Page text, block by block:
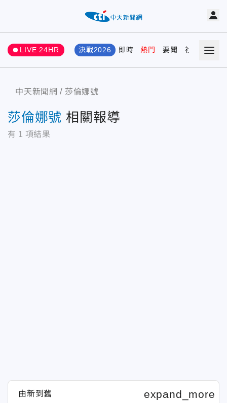
LIVE 24HR 決戰2026 即時 熱門 要聞 社會 娛樂
中天新聞網 莎倫娜號
莎倫娜號 相關報導
有 1 項結果